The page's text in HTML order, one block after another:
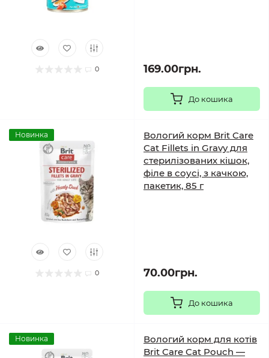
0 169.00грн.
До кошика
Новинка
0
Вологий корм Brit Care
Cat Fillets in Gravy для
стерилізованих кішок,
філе в соусі, з качкою,
пакетик, 85 г
70.00грн.
До кошика
Новинка
Вологий корм для котів
Brit Care Cat Pouch —